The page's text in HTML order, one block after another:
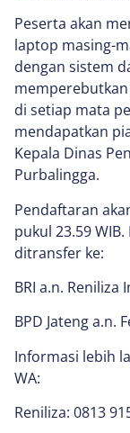
Peserta akan
laptop masing-
dengan sistem
memperebutkan
di setiap mata
mendapatkan
Kepala Dinas
Purbalingga.
Pendaftaran
pukul 23.59
ditransfer ke:
BRI a.n. Reniliza
BPD Jateng a.n.
Informasi lebih
WA:
Reniliza: 0813